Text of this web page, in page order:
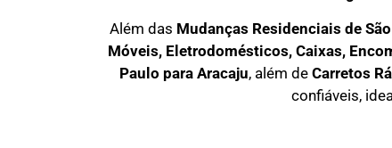
Além das Mudanças Residenciais de
Móveis, Eletrodomésticos, Caixas,
Paulo para Aracaju, além de Carretos
confiáveis,